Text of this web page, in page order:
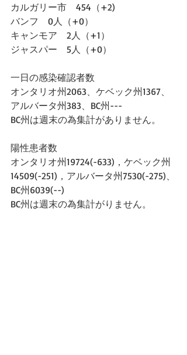
カルガリー市　454（+2)
バンフ　0人（+0）
キャンモア　2人（+1）
ジャスパー　5人（+0）
一日の感染確認者数
オンタリオ州2063、ケベック州1367、
アルバータ州383、BC州---
BC州は週末の為集計がありません。
陽性患者数
オンタリオ州19724(-633)，ケベック州
14509(-251)，アルバータ州7530(-275)、
BC州6039(--)
BC州は週末の為集計がりません。